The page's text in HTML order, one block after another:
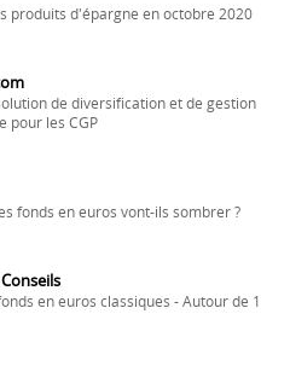
produits d'épargne en octobre 2020
de diversification et de gestion
pour les CGP
fonds en euros vont-ils sombrer ?
en euros classiques - Autour de 1